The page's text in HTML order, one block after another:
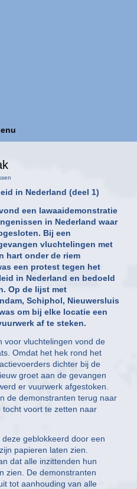
in Nederland (deel 1)
een lawaaidemonstratie
in Nederland waar
Bij een
vluchtelingen met
hart onder de riem
een protest tegen het
in Nederland en bedoeld
Op de lijst met
Schiphol, Nieuwersluis
om bij elke locatie een
af te steken.
voor vluchtelingen vond de
Omdat het hek rond het
dichter bij de
groet aan de gevangen
er vuurwerk afgestoken.
de demonstranten terug naar
voort te zetten naar
geblokkeerd door een
papieren laten zien.
dat alle inzittenden hun
zien. De demonstranten
tot aanhouding van alle